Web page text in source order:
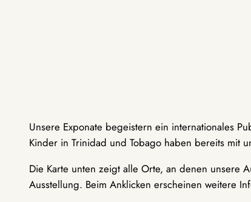
Unsere Exponate begeistern ein internationales
Kinder in Trinidad und Tobago haben bereits mit
Die Karte unten zeigt alle Orte, an denen unsere
Ausstellung. Beim Anklicken erscheinen weitere